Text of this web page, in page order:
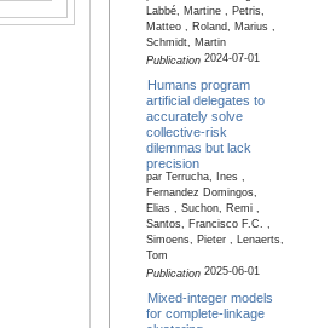
Labbé, Martine , Petris,
Matteo , Roland, Marius ,
Schmidt, Martin
Publication2024-07-01
Humans program
artificial delegates to
accurately solve
collective-risk
dilemmas but lack
precision
par Terrucha, Ines ,
Fernandez Domingos,
Elias , Suchon, Remi ,
Santos, Francisco F.C. ,
Simoens, Pieter , Lenaerts,
Tom
Publication2025-06-01
Mixed-integer models
for complete-linkage